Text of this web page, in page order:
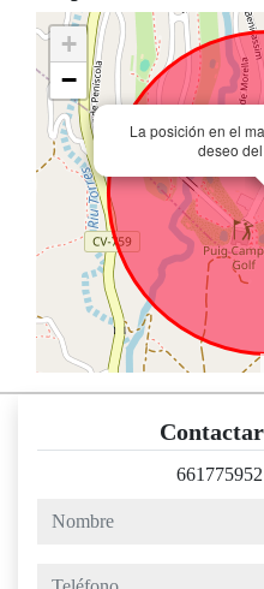
La posición en el
deseo
+
−
661775952
nombre
teléfono